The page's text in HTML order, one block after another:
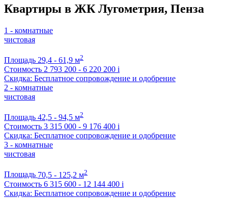
Квартиры в ЖК Лугометрия, Пенза
1 - комнатные
чистовая
Площадь 29,4 - 61,9 м2
Стоимость 2 793 200 - 6 220 200 i
Скидка: Бесплатное сопровождение и одобрение
2 - комнатные
чистовая
Площадь 42,5 - 94,5 м2
Стоимость 3 315 000 - 9 176 400 i
Скидка: Бесплатное сопровождение и одобрение
3 - комнатные
чистовая
Площадь 70,5 - 125,2 м2
Стоимость 6 315 600 - 12 144 400 i
Скидка: Бесплатное сопровождение и одобрение